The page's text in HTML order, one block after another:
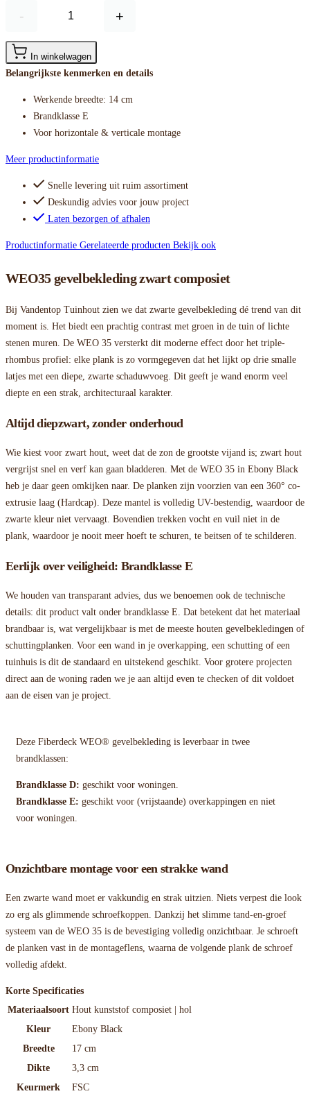
- +
In winkelwagen
Belangrijkste kenmerken en details
Werkende breedte: 14 cm
Brandklasse E
Voor horizontale & verticale montage
Meer productinformatie
Snelle levering uit ruim assortiment
Deskundig advies voor jouw project
Laten bezorgen of afhalen
Productinformatie Gerelateerde producten Bekijk ook
WEO35 gevelbekleding zwart composiet
Bij Vandentop Tuinhout zien we dat zwarte gevelbekleding dé trend van dit
moment is. Het biedt een prachtig contrast met groen in de tuin of lichte
stenen muren. De WEO 35 versterkt dit moderne effect door het triple-
rhombus profiel: elke plank is zo vormgegeven dat het lijkt op drie smalle
latjes met een diepe, zwarte schaduwvoeg. Dit geeft je wand enorm veel
diepte en een strak, architecturaal karakter.
Altijd diepzwart, zonder onderhoud
Wie kiest voor zwart hout, weet dat de zon de grootste vijand is; zwart hout
vergrijst snel en verf kan gaan bladderen. Met de WEO 35 in Ebony Black
heb je daar geen omkijken naar. De planken zijn voorzien van een 360° co-
extrusie laag (Hardcap). Deze mantel is volledig UV-bestendig, waardoor de
zwarte kleur niet vervaagt. Bovendien trekken vocht en vuil niet in de
plank, waardoor je nooit meer hoeft te schuren, te beitsen of te schilderen.
Eerlijk over veiligheid: Brandklasse E
We houden van transparant advies, dus we benoemen ook de technische
details: dit product valt onder brandklasse E. Dat betekent dat het materiaal
brandbaar is, wat vergelijkbaar is met de meeste houten gevelbekledingen of
schuttingplanken. Voor een wand in je overkapping, een schutting of een
tuinhuis is dit de standaard en uitstekend geschikt. Voor grotere projecten
direct aan de woning raden we je aan altijd even te checken of dit voldoet
aan de eisen van je project.
Deze Fiberdeck WEO® gevelbekleding is leverbaar in twee
brandklassen:
Brandklasse D: geschikt voor woningen.
Brandklasse E: geschikt voor (vrijstaande) overkappingen en niet
voor woningen.
Onzichtbare montage voor een strakke wand
Een zwarte wand moet er vakkundig en strak uitzien. Niets verpest die look
zo erg als glimmende schroefkoppen. Dankzij het slimme tand-en-groef
systeem van de WEO 35 is de bevestiging volledig onzichtbaar. Je schroeft
de planken vast in de montageflens, waarna de volgende plank de schroef
volledig afdekt.
Korte Specificaties
Materiaalsoort Hout kunststof composiet | hol
Kleur
Ebony Black
Breedte
17 cm
Dikte
3,3 cm
Keurmerk
FSC